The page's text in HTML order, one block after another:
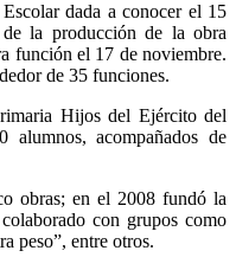
dada a conocer el 15
la producción de la obra
función el 17 de noviembre.
de 35 funciones.
Hijos del Ejército del
alumnos, acompañados de
obras; en el 2008 fundó la
con grupos como
peso”, entre otros.